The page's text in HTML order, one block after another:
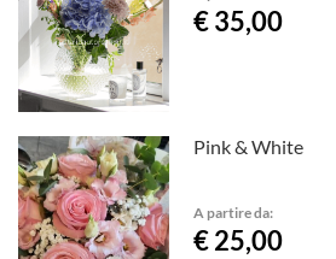
€ 35,00
Pink & White
A partire da:
€ 25,00